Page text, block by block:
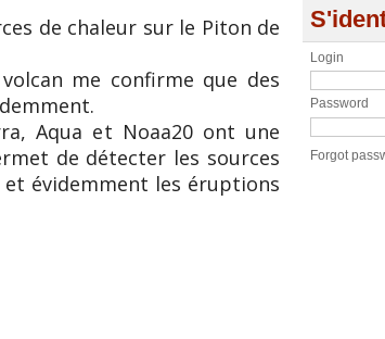
de chaleur sur le Piton de
me confirme que des
Aqua et Noaa20 ont une
de détecter les sources
évidemment les éruptions
Login
Password
Forgot